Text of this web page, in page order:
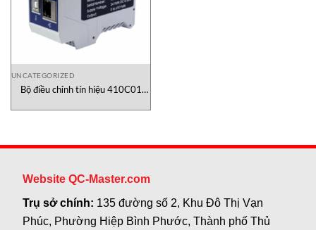
UNCATEGORIZED
Bộ điều chỉnh tín hiệu 410C01
Website QC-Master.com
Trụ sở chính: 135 đường số 2, Khu Đô Thị Vạn
Phúc, Phường Hiệp Bình Phước, Thành phố Thủ